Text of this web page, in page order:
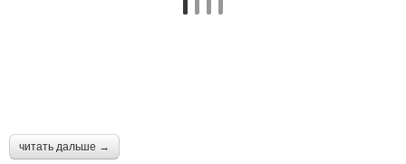
читать дальше →